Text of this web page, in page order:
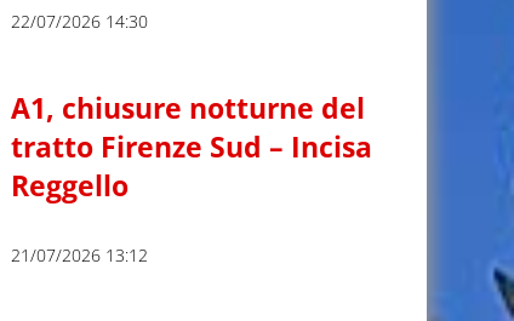
22/07/2026 14:30
A1, chiusure notturne del
tratto Firenze Sud – Incisa
Reggello
21/07/2026 13:12